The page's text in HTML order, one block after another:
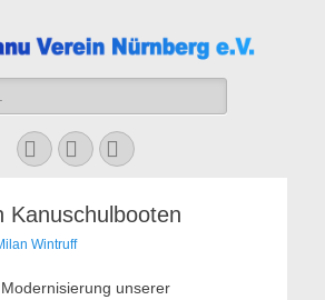
Kanu Verein
Nuernberg
Facebook
YouTubeInstagram
Kanuschulbooten
Wintruff
unserer